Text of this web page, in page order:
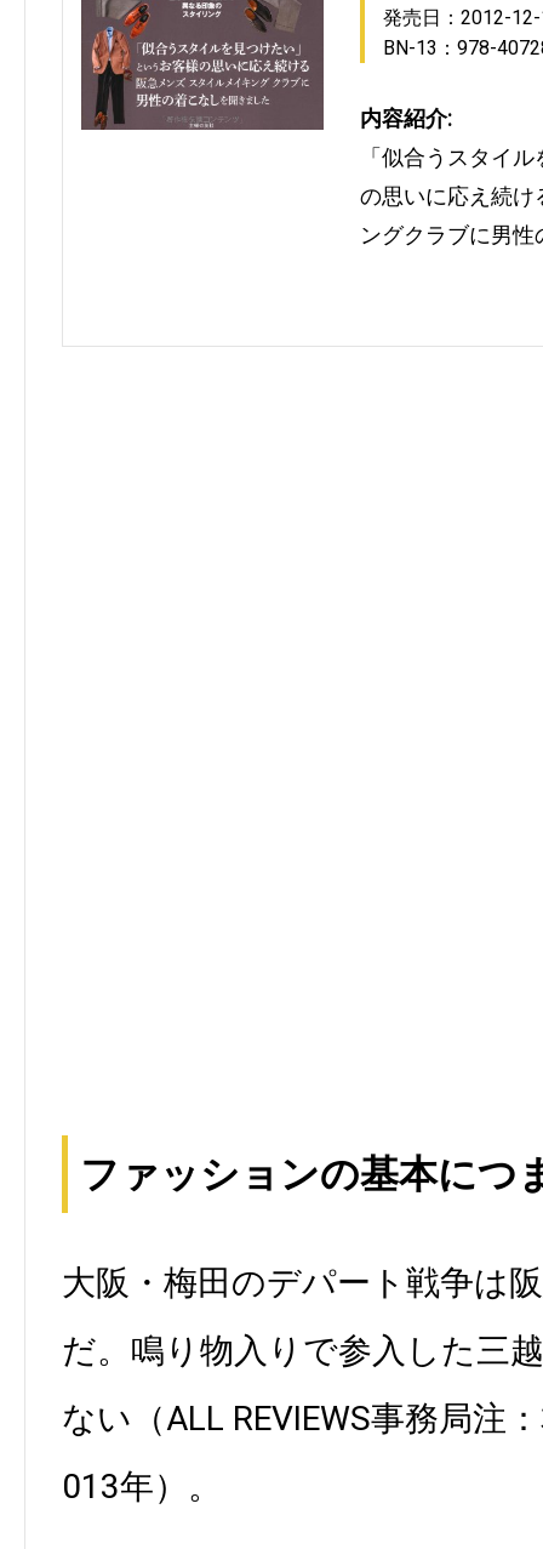
発売日：2012-
BN-13：978-
内容紹介:
「似合うスタイ
の思いに応え続け
ングクラブに男
ファッションの基本につ
大阪・梅田のデパート戦争は
だ。鳴り物入りで参入した三
ない（ALL REVIEWS事務局注
013年）。